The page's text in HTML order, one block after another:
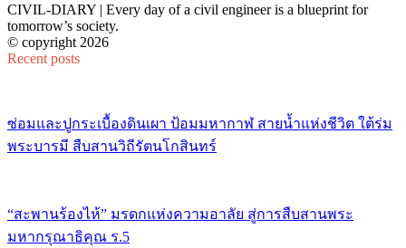
CIVIL-DIARY | Every day of a civil engineer is a blueprint for
tomorrow’s society.
© copyright 2026
Recent posts
ซ่อมและปูกระเบื้องดินเผา ป้อมมหากาฬ สายน้ำแห่งชีวิต ใต้ร่ม
พระบารมี สืบสานวิถีรัตนโกสินทร์
“สะพานร้องไห้” มรดกแห่งความอาลัย สู่การสืบสานพระ
มหากรุณาธิคุณ ร.5